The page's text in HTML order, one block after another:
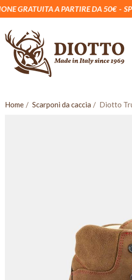
A PARTIRE DA 50€ SPEDIZIONE
Home Scarponi da caccia Diotto